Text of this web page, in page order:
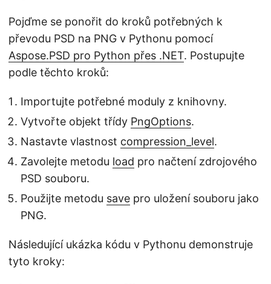
Pojďme se ponořit do kroků potřebných k
převodu PSD na PNG v Pythonu pomocí
Aspose.PSD pro Python přes .NET. Postupujte
podle těchto kroků:
Importujte potřebné moduly z knihovny.
Vytvořte objekt třídy PngOptions.
Nastavte vlastnost compression_level.
Zavolejte metodu load pro načtení zdrojového
PSD souboru.
Použijte metodu save pro uložení souboru jako
PNG.
Následující ukázka kódu v Pythonu demonstruje
tyto kroky: